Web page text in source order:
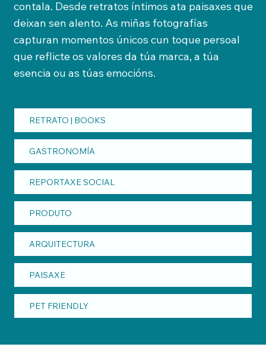
contala. Desde retratos íntimos ata paisaxes que
deixan sen alento. As miñas fotografías
capturan momentos únicos cun toque persoal
que reflicte os valores da túa marca, a túa
esencia ou as túas emocións.
RETRATO | BOOKS
GASTRONOMÍA
REPORTAXE SOCIAL
PRODUTO
ARQUITECTURA
PAISAXE
PET FRIENDLY